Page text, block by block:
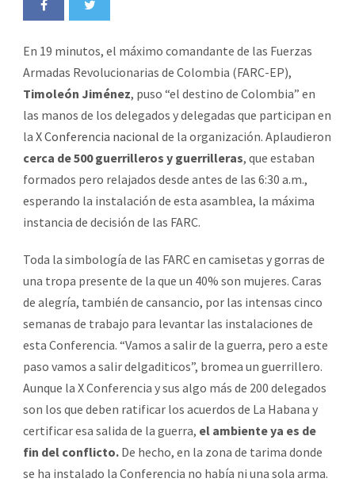
En 19 minutos, el máximo comandante de las Fuerzas
Armadas Revolucionarias de Colombia (FARC-EP),
Timoleón Jiménez, puso “el destino de Colombia” en
las manos de los delegados y delegadas que participan en
la X Conferencia nacional de la organización. Aplaudieron
cerca de 500 guerrilleros y guerrilleras, que estaban
formados pero relajados desde antes de las 6:30 a.m.,
esperando la instalación de esta asamblea, la máxima
instancia de decisión de las FARC.
Toda la simbología de las FARC en camisetas y gorras de
una tropa presente de la que un 40% son mujeres. Caras
de alegría, también de cansancio, por las intensas cinco
semanas de trabajo para levantar las instalaciones de
esta Conferencia. “Vamos a salir de la guerra, pero a este
paso vamos a salir delgaditicos”, bromea un guerrillero.
Aunque la X Conferencia y sus algo más de 200 delegados
son los que deben ratificar los acuerdos de La Habana y
certificar esa salida de la guerra, el ambiente ya es de
fin del conflicto. De hecho, en la zona de tarima donde
se ha instalado la Conferencia no había ni una sola arma.